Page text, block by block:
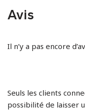
Avis
Il n’y a pas encore
Seuls les clients
possibilité de laisser